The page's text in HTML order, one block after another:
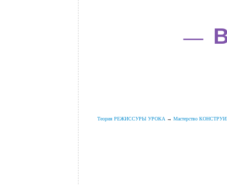
—
Теория РЕЖИССУРЫ УРОКА → Мастерство